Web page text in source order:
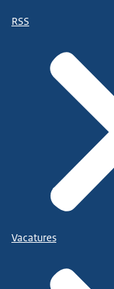
RSS
Vacatures